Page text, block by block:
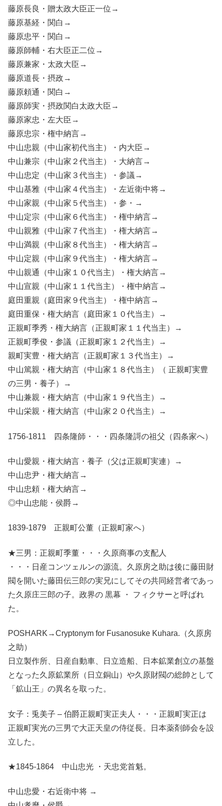
藤原長良・贈太政大臣正一位→
藤原基経・関白→
藤原忠平・関白→
藤原師輔・右大臣正二位→
藤原兼家・太政大臣→
藤原道長・摂政→
藤原頼通・関白→
藤原師実・摂政関白太政大臣→
藤原家忠・左大臣→
藤原忠宗・権中納言→
中山忠親（中山家初代当主）・内大臣→
中山兼宗（中山家２代当主）・大納言→
中山忠定（中山家３代当主）・参議→
中山基雅（中山家４代当主）・左近衛中将→
中山家親（中山家５代当主）・参・→
中山定宗（中山家６代当主）・権中納言→
中山親雅（中山家７代当主）・権大納言→
中山満親（中山家８代当主）・権大納言→
中山定親（中山家９代当主）・権大納言→
中山親通（中山家１０代当主）・権大納言→
中山宣親（中山家１１代当主）・権中納言→
庭田重親（庭田家９代当主）・権中納言→
庭田重保・権大納言（庭田家１０代当主）→
正親町季秀・権大納言（正親町家１１代当主）→
正親町季俊・参議（正親町家１２代当主）→
親町実豊・権大納言（正親町家１３代当主）→
中山篤親・権大納言（中山家１８代当主）（ 正親町実豊
の三男・養子）→
中山兼親・権大納言（中山家１９代当主）→
中山栄親・権大納言（中山家２０代当主）→
1756-1811 四条隆師・・・四条隆謌の祖父（四条家へ）
中山愛親・権大納言・養子（父は正親町実連）→
中山忠尹・権大納言→
中山忠頼・権大納言→
◎中山忠能・侯爵→
1839-1879 正親町公董（正親町家へ）
★三男：正親町季董・・・久原商事の支配人
・・・日産コンツェルンの源流。久原房之助は後に藤田財
閥を開いた藤田伝三郎の実兄にしてその共同経営者であっ
た久原庄三郎の子。政界の 黒幕 ・ フィクサーと呼ばれ
た。
POSHARK→Cryptonym for Fusanosuke Kuhara.（久原房
之助）
日立製作所、日産自動車、日立造船、日本鉱業創立の基盤
となった久原鉱業所（日立銅山）や久原財閥の総帥として
「鉱山王」の異名を取った。
女子：兎美子 – 伯爵正親町実正夫人・・・正親町実正は
正親町実光の三男で大正天皇の侍従長。日本薬剤師会を設
立した。
★1845-1864 中山忠光 ・天忠党首魁。
中山忠愛・右近衛中将 →